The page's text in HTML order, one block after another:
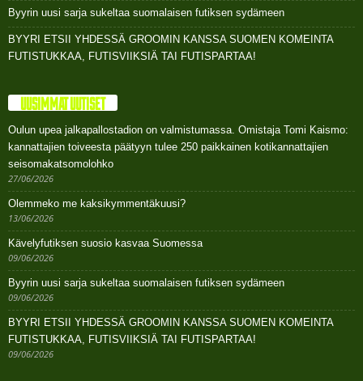
Byyrin uusi sarja sukeltaa suomalaisen futiksen sydämeen
BYYRI ETSII YHDESSÄ GROOMIN KANSSA SUOMEN KOMEINTA
FUTISTUKKAA, FUTISVIIKSIÄ TAI FUTISPARTAA!
UUSIMMAT UUTISET
Oulun upea jalkapallostadion on valmistumassa. Omistaja Tomi Kaismo:
kannattajien toiveesta päätyyn tulee 250 paikkainen kotikannattajien
seisomakatsomolohko
27/06/2026
Olemmeko me kaksikymmentäkuusi?
13/06/2026
Kävelyfutiksen suosio kasvaa Suomessa
09/06/2026
Byyrin uusi sarja sukeltaa suomalaisen futiksen sydämeen
09/06/2026
BYYRI ETSII YHDESSÄ GROOMIN KANSSA SUOMEN KOMEINTA
FUTISTUKKAA, FUTISVIIKSIÄ TAI FUTISPARTAA!
09/06/2026